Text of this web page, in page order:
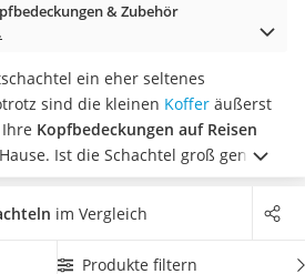
& Zubehör
ein eher seltenes
sind die kleinen Koffer äußerst
Kopfbedeckungen auf Reisen
Ist die Schachtel groß genug,
Online-Tests auch mehrere
ohne dass diese gedrückt
Hutschachtel, um Ihr
im Vergleich
Produkte filtern